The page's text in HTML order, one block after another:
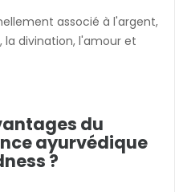
associé à l'argent,
la divination, l'amour et
du
ayurvédique
?